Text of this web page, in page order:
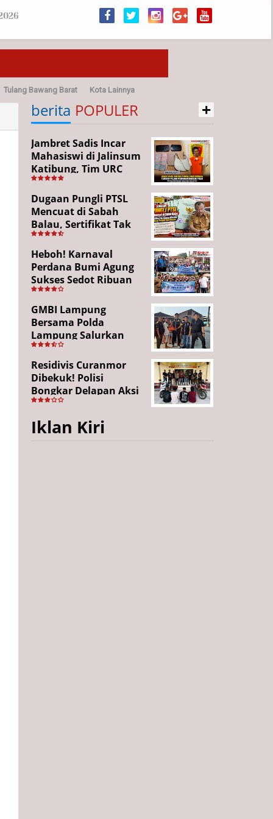
Tulang Bawang Barat Kota Lainnya
berita POPULER +
Jambret Sadis Incar
Mahasiswi di Jalinsum
Katibung, Tim URC
Ringkus Pelaku dan
Sita Barang Bukti
Dugaan Pungli PTSL
Mencuat di Sabah
Balau, Sertifikat Tak
Kunjung Diterima,
Warga Tempuh Jalur
Hukum
Heboh! Karnaval
Perdana Bumi Agung
Sukses Sedot Ribuan
Penonton, Enam
Lingkungan Tampil All
Out
GMBI Lampung
Bersama Polda
Lampung Salurkan
Puluhan Paket
Sembako di
Bakauheni, Wujud
Kepedulian Sambut
HUT RI ke-81
Residivis Curanmor
Dibekuk! Polisi
Bongkar Delapan Aksi
Pencurian di
Pelaku Ditangkap
Iklan Kiri